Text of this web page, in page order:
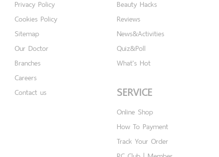
Privacy Policy
Cookies Policy
Sitemap
Our Doctor
Branches
Careers
Contact us
Beauty Hacks
Reviews
News&Activities
Quiz&Poll
What's Hot
SERVICE
Online Shop
How To Payment
Track Your Order